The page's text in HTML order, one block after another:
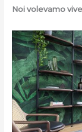
Noi volevamo